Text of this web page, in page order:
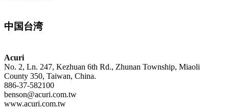
中国台湾
Acuri
No. 2, Ln. 247, Kezhuan 6th Rd., Zhunan Township, Miaoli
County 350, Taiwan, China.
886-37-582100
benson@acuri.com.tw
www.acuri.com.tw